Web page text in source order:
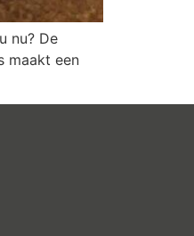
nu? De
maakt een